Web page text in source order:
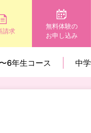
請求
無料体験の
お申し込み
6年生コース 中